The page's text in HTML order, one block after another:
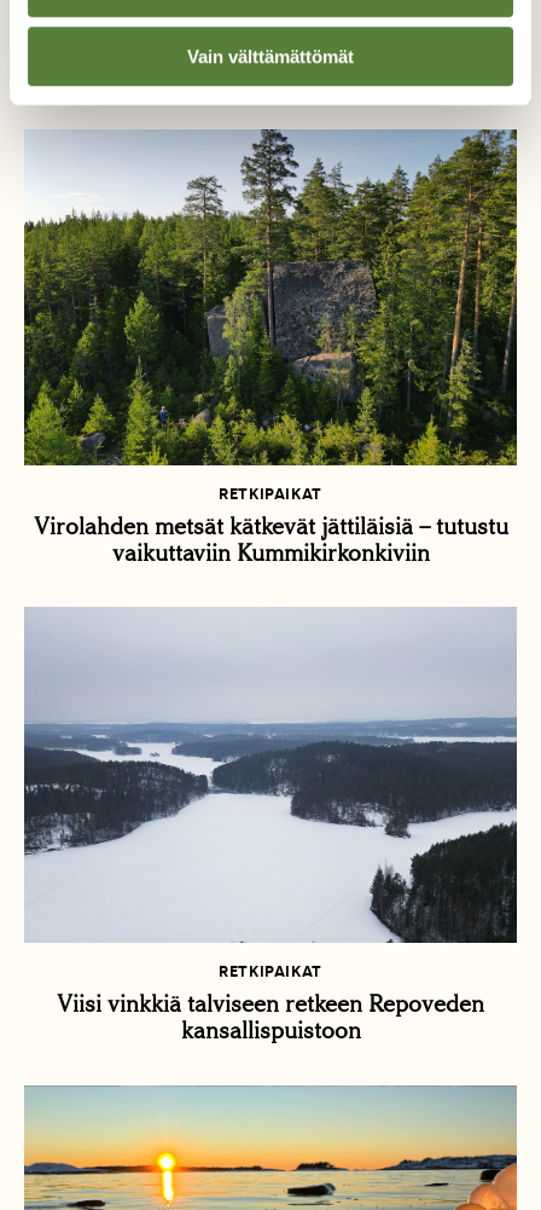
Vain välttämättömät
Kevätretki Vantaanjoen Ruutinkoskelle – koe
kevään kukkaloisto ja tutustu harvinaisiin
RETKIPAIKAT
Virolahden metsät kätkevät jättiläisiä – tutustu
vaikuttaviin Kummikirkonkiviin
RETKIPAIKAT
Viisi vinkkiä talviseen retkeen Repoveden
kansallispuistoon